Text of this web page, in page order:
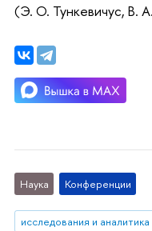
(Э. О. Тункевичус, В.
Наука Конференции
исследования и аналитика